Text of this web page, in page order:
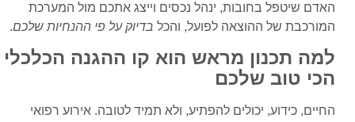
האדם שיטפל בחובות, ינהל נכסים וייצג אתכם מול המערכת
המורכבת של ההוצאה לפועל, והכל בדיוק על פי ההנחיות שלכם.
למה תכנון מראש הוא קו ההגנה הכלכלי
הכי טוב שלכם
החיים, כידוע, יכולים להפתיע, ולא תמיד לטובה. אירוע רפואי